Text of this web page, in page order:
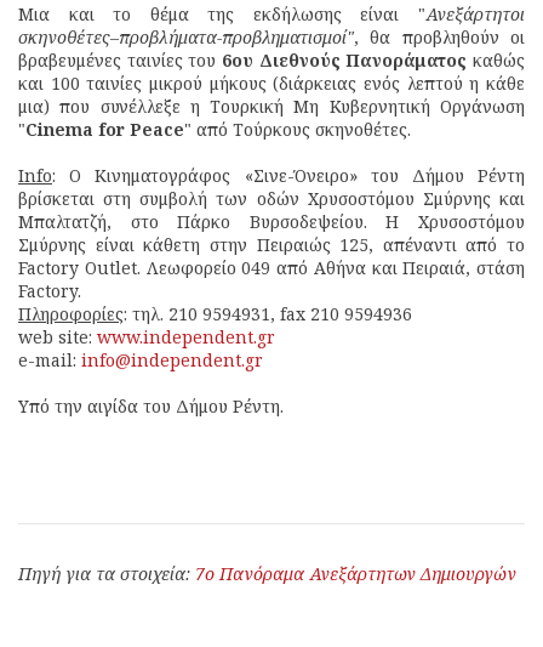
Μια και το θέμα της εκδήλωσης είναι "Ανεξάρτητοι
σκηνοθέτες–προβλήματα-προβληματισμοί", θα προβληθούν οι
βραβευμένες ταινίες του 6ου Διεθνούς Πανοράματος καθώς
και 100 ταινίες μικρού μήκους (διάρκειας ενός λεπτού η κάθε
μια) που συνέλλεξε η Τουρκική Μη Κυβερνητική Οργάνωση
"Cinema for Peace" από Τούρκους σκηνοθέτες.
Info: Ο Κινηματογράφος «Σινε-Όνειρο» του Δήμου Ρέντη
βρίσκεται στη συμβολή των οδών Χρυσοστόμου Σμύρνης και
Μπαλτατζή, στο Πάρκο Βυρσοδεψείου. Η Χρυσοστόμου
Σμύρνης είναι κάθετη στην Πειραιώς 125, απέναντι από το
Factory Οutlet. Λεωφορείο 049 από Αθήνα και Πειραιά, στάση
Factory.
Πληροφορίες: τηλ. 210 9594931, fax 210 9594936
web site: www.independent.gr
e-mail: info@independent.gr
Υπό την αιγίδα του Δήμου Ρέντη.
Πηγή για τα στοιχεία: 7ο Πανόραμα Ανεξάρτητων Δημιουργών